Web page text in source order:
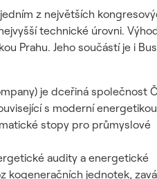
z největších
technické úrovni.
Prahu. Jeho součástí je i
je dceřiná společnost
s moderní
stopy pro průmyslové
audity a energetické
kogeneračních jednotek,